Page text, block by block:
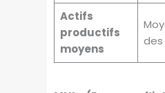
Actifs
productifs
moyens